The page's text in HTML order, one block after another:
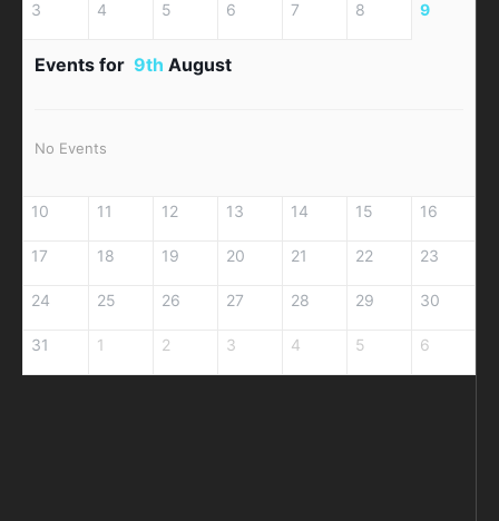
3 4 5 6 7 8 9
Events for 9th August
No Events
10 11 12 13 14 15 16
17 18 19 20 21 22 23
24 25 26 27 28 29 30
31 1 2 3 4 5 6